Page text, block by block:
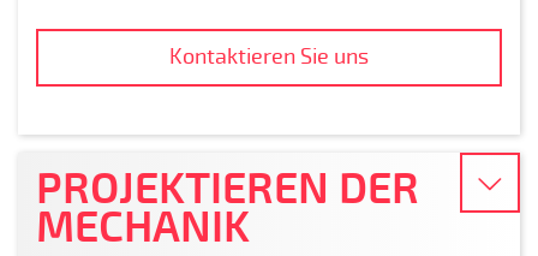
Kontaktieren Sie uns
PROJEKTIEREN DER
MECHANIK